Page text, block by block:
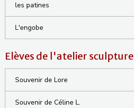
les patines
L'engobe
Elèves de l'atelier sculpture
Souvenir de Lore
Souvenir de Céline L.